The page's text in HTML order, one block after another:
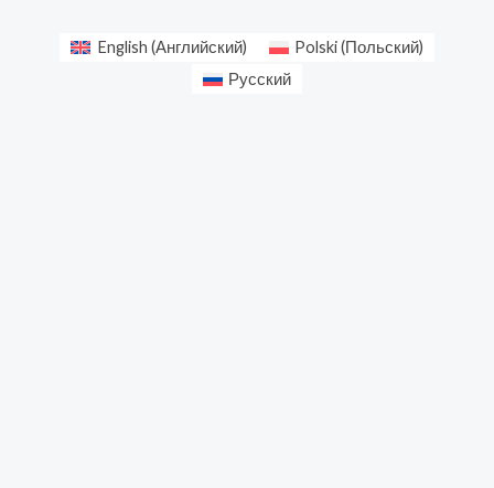
English (Английский) Polski(Польский)
Русский